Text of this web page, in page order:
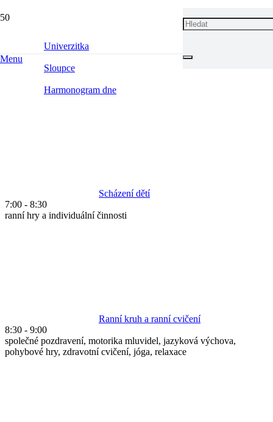
Menu
Univerzitka
Sloupce
Harmonogram dne
Scházení dětí
7:00 - 8:30
ranní hry a individuální činnosti
Ranní kruh a ranní cvičení
8:30 - 9:00
společné pozdravení, motorika mluvidel, jazyková výchova,
pohybové hry, zdravotní cvičení, jóga, relaxace